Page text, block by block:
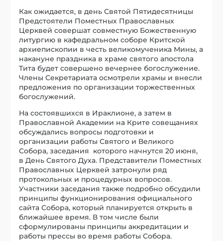
Как ожидается, в день Святой Пятидесятницы
Предстоятели Поместных Православных
Церквей совершат совместную Божественную
литургию в кафедральном соборе Критской
архиепископии в честь великомученика Мины, а
накануне праздника в храме святого апостола
Тита будет совершено вечернее богослужение.
Члены Секретариата осмотрели храмы и внесли
предложения по организации торжественных
богослужений.
На состоявшихся в Ираклионе, а затем в
Православной Академии на Крите совещаниях
обсуждались вопросы подготовки и
организации работы Святого и Великого
Собора, заседания которого начнутся 20 июня,
в День Святого Духа. Представители Поместных
Православных Церквей затронули ряд
протокольных и процедурных вопросов.
Участники заседания также подробно обсудили
принципы функционирования официального
сайта Собора, который планируется открыть в
ближайшее время. В том числе были
сформулированы принципы аккредитации и
работы прессы во время работы Собора.